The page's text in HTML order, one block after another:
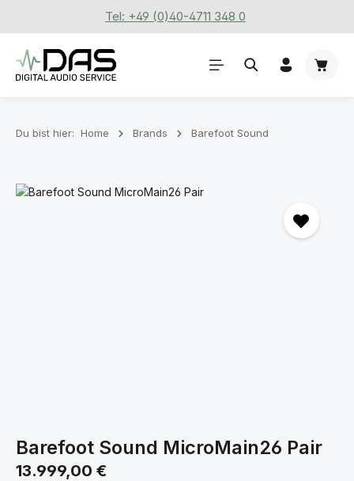
Zum Hauptinhalt springenTel: +49 (0)40-4711 348 0
Du bist hier: Home Brands Barefoot Sound
Bildergalerie überspringen
Barefoot Sound MicroMain26 Pair
Regulärer Preis:
13.999,00 €